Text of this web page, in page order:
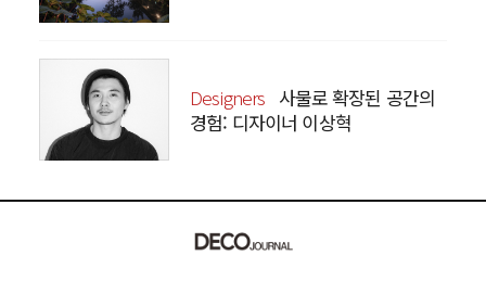
Designers 사물로 확장된 공간의
경험: 디자이너 이상혁